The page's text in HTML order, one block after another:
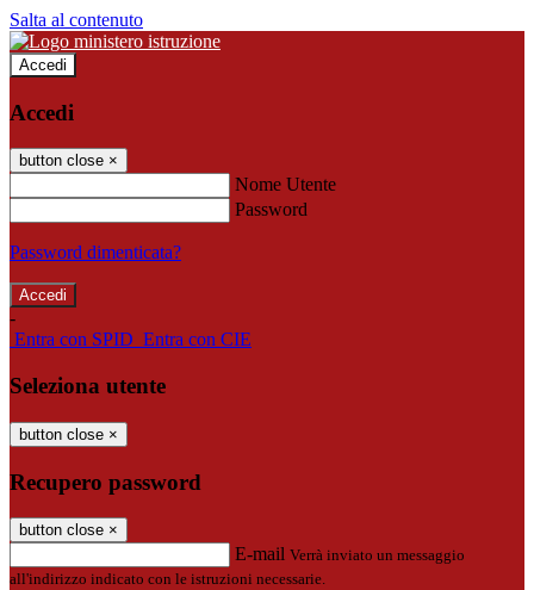
Salta al contenuto
Accedi
Accedi
button close ×
Nome Utente
Password
Password dimenticata?
-
Entra con SPID Entra con CIE
Seleziona utente
button close ×
Recupero password
button close ×
E-mail Verrà inviato un messaggio
all'indirizzo indicato con le istruzioni necessarie.